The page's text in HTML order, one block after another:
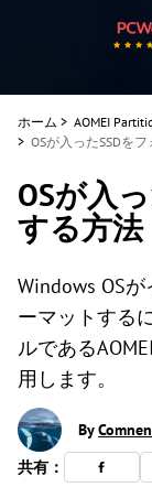
ホーム > AOMEI
> OSが入ったSSDを
OSが入
する方法
Windows OS
ーマットする
ルである
用します。
By
共有：